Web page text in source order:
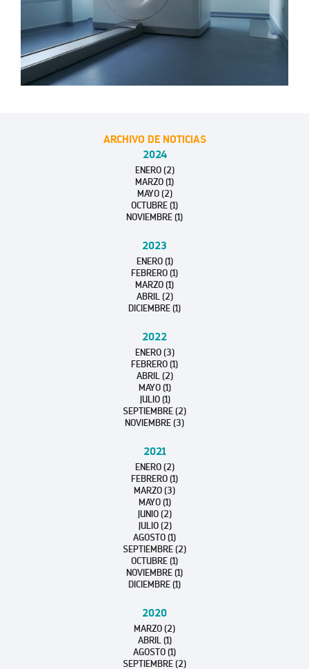
ARCHIVO DE NOTICIAS
2024
ENERO (2)
MARZO (1)
MAYO (2)
OCTUBRE (1)
NOVIEMBRE (1)
2023
ENERO (1)
FEBRERO (1)
MARZO (1)
ABRIL (2)
DICIEMBRE (1)
2022
ENERO (3)
FEBRERO (1)
ABRIL (2)
MAYO (1)
JULIO (1)
SEPTIEMBRE (2)
NOVIEMBRE (3)
2021
ENERO (2)
FEBRERO (1)
MARZO (3)
MAYO (1)
JUNIO (2)
JULIO (2)
AGOSTO (1)
SEPTIEMBRE (2)
OCTUBRE (1)
NOVIEMBRE (1)
DICIEMBRE (1)
2020
MARZO (2)
ABRIL (1)
AGOSTO (1)
SEPTIEMBRE (2)